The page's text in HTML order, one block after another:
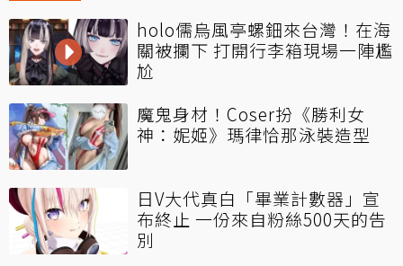
holo儒烏風亭螺鈿來台灣！在海
關被攔下 打開行李箱現場一陣尷
尬
魔鬼身材！Coser扮《勝利女
神：妮姬》瑪律恰那泳裝造型
日V大代真白「畢業計數器」宣
布終止 一份來自粉絲500天的告
別